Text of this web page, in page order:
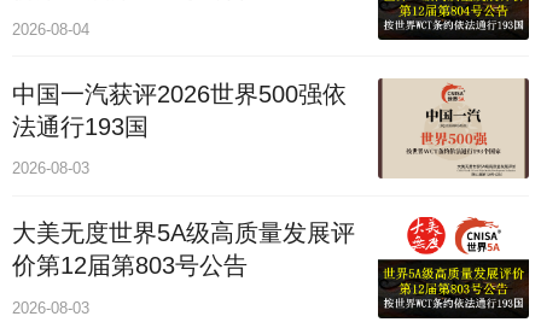
2026-08-04
中国一汽获评2026世界500强依
法通行193国
2026-08-03
大美无度世界5A级高质量发展评
价第12届第803号公告
2026-08-03